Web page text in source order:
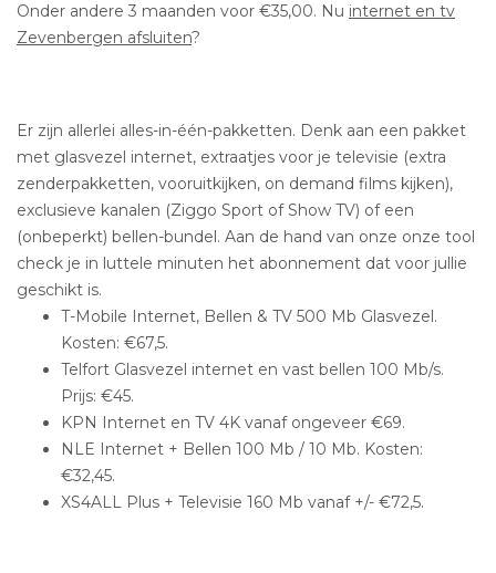
Onder andere 3 maanden voor €35,00. Nu internet en tv
Zevenbergen afsluiten?
Er zijn allerlei alles-in-één-pakketten. Denk aan een pakket
met glasvezel internet, extraatjes voor je televisie (extra
zenderpakketten, vooruitkijken, on demand films kijken),
exclusieve kanalen (Ziggo Sport of Show TV) of een
(onbeperkt) bellen-bundel. Aan de hand van onze onze tool
check je in luttele minuten het abonnement dat voor jullie
geschikt is.
T-Mobile Internet, Bellen & TV 500 Mb Glasvezel.
Kosten: €67,5.
Telfort Glasvezel internet en vast bellen 100 Mb/s.
Prijs: €45.
KPN Internet en TV 4K vanaf ongeveer €69.
NLE Internet + Bellen 100 Mb / 10 Mb. Kosten:
€32,45.
XS4ALL Plus + Televisie 160 Mb vanaf +/- €72,5.